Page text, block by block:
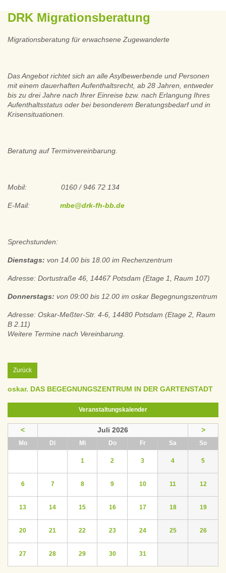
DRK Migrationsberatung
Migrationsberatung für erwachsene Zugewanderte
Das Angebot richtet sich an alle Asylbewerbende und Personen
mit einem dauerhaften Aufenthaltsrecht, ab 28 Jahren, entweder
bis zu drei Jahre nach Ihrer Einreise bzw. nach Erlangung Ihres
Aufenthaltsstatus oder bei besonderem Beratungsbedarf und in
Krisensituationen.
Beratung auf Terminvereinbarung.
Mobil: 0160 / 946 72 134
E-Mail: mbe@drk-fh-bb.de
Sprechstunden:
Dienstags: von 14.00 bis 18.00 im Rechenzentrum
Adresse: Dortustraße 46, 14467 Potsdam (Etage 1, Raum 107)
Donnerstags: von 09:00 bis 12.00 im oskar Begegnungszentrum
Adresse: Oskar-Meßter-Str. 4-6, 14480 Potsdam (Etage 2, Raum
B 2.11)
Weitere Termine nach Vereinbarung.
Zurück
oskar. DAS BEGEGNUNGSZENTRUM IN DER GARTENSTADT
Veranstaltungskalender
< Juli 2026 >
Montag Dienstag Mittwoch DonnerstagFreitag Sa Sonntag
1 2 3 4 5
6 7 8 9 10 11 12
13 14 15 16 17 18 19
20 21 22 23 24 25 26
27 28 29 30 31